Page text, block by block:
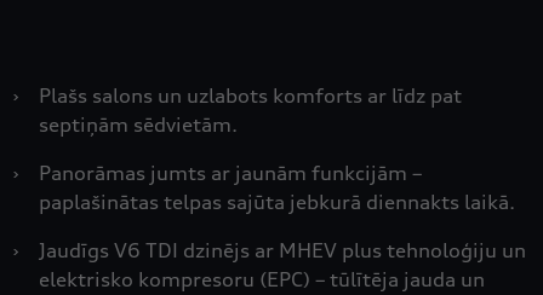
›
Plašs salons un uzlabots komforts ar līdz pat
septiņām sēdvietām.
›
Panorāmas jumts ar jaunām funkcijām –
paplašinātas telpas sajūta jebkurā diennakts laikā.
›
Jaudīgs V6 TDI dzinējs ar MHEV plus tehnoloģiju un
elektrisko kompresoru (EPC) – tūlītēja jauda un